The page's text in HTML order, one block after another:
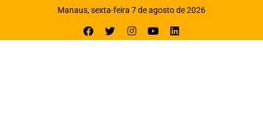
Manaus, sexta-feira 7 de agosto de 2026